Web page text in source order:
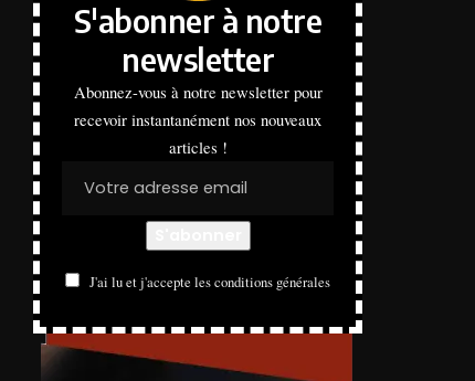
S'abonner à notre
newsletter
Abonnez-vous à notre newsletter pour
recevoir instantanément nos nouveaux
articles !
J'ai lu et j'accepte les conditions générales